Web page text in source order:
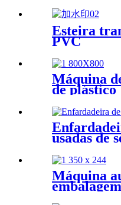
Esteira
PVC
Máquina
de plástico
usadas de
Máquina
papelão